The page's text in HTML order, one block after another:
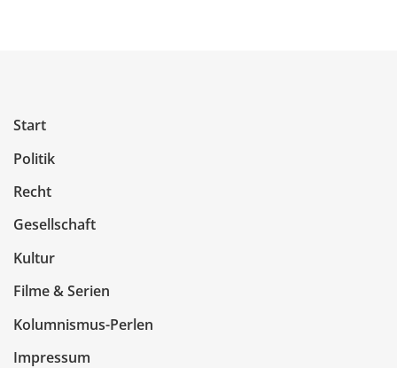
Start
Politik
Recht
Gesellschaft
Kultur
Filme & Serien
Kolumnismus-Perlen
Impressum